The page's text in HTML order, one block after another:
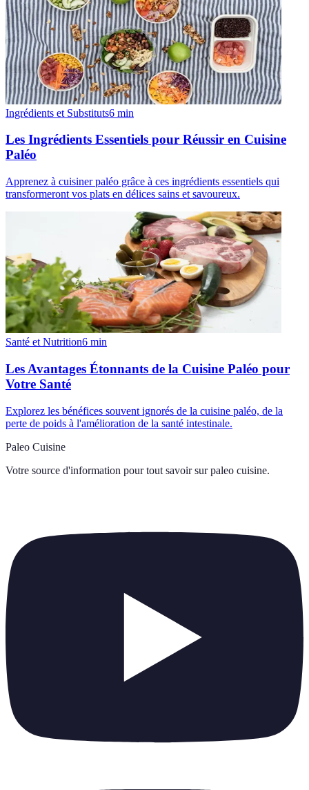
Ingrédients et Substituts6 min
Les Ingrédients Essentiels pour Réussir en Cuisine
Paléo
Apprenez à cuisiner paléo grâce à ces ingrédients essentiels qui
transformeront vos plats en délices sains et savoureux.
Santé et Nutrition6 min
Les Avantages Étonnants de la Cuisine Paléo pour
Votre Santé
Explorez les bénéfices souvent ignorés de la cuisine paléo, de la
perte de poids à l'amélioration de la santé intestinale.
Paleo Cuisine
Votre source d'information pour tout savoir sur paleo cuisine.